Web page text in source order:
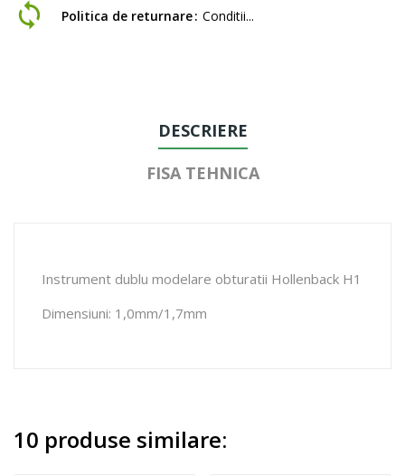
Politica de returnare Conditii...
DESCRIERE
FISA TEHNICA
Instrument dublu modelare obturatii Hollenback H1
Dimensiuni: 1,0mm/1,7mm
10 produse similare: